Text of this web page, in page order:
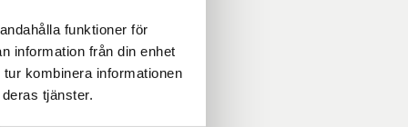
funktioner för
information från din enhet
kombinera informationen
tjänster.